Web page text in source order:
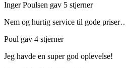
Inger Poulsen gav 5 stjerner
Nem og hurtig service til gode
Poul gav 4 stjerner
Jeg havde en super god oplevelse!